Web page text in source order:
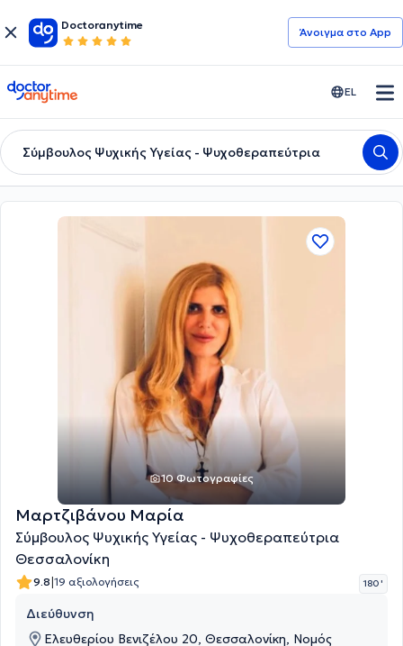
Doctoranytime
Άνοιγμα στο App
doctoranytime EL
Σύμβουλος Ψυχικής Υγείας - Ψυχοθεραπεύτρια
10 Φωτογραφίες
Μαρτζιβάνου Μαρία
Σύμβουλος Ψυχικής Υγείας - Ψυχοθεραπεύτρια
Θεσσαλονίκη
9.8|19 αξιολογήσεις 180 '
Διεύθυνση
Ελευθερίου Βενιζέλου 20, Θεσσαλονίκη, Νομός